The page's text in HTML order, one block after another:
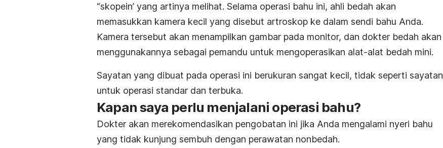
“skopein’ yang artinya melihat. Selama operasi bahu ini, ahli bedah akan
memasukkan kamera kecil yang disebut artroskop ke dalam sendi bahu Anda.
Kamera tersebut akan menampilkan gambar pada monitor, dan dokter bedah akan
menggunakannya sebagai pemandu untuk mengoperasikan alat-alat bedah mini.
Sayatan yang dibuat pada operasi ini berukuran sangat kecil, tidak seperti sayatan
untuk operasi standar dan terbuka.
Kapan saya perlu menjalani operasi bahu?
Dokter akan merekomendasikan pengobatan ini jika Anda mengalami nyeri bahu
yang tidak kunjung sembuh dengan perawatan nonbedah.